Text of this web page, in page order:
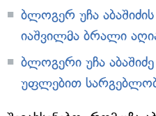
ბლოგერ უჩა
იაშვილმა ბრალი
ბლოგერი უჩა
უფლებით